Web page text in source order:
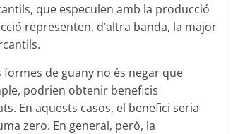
que especulen amb la producció
representen, d’altra banda, la major
de guany no és negar que
podrien obtenir beneficis
En aquests casos, el benefici seria
zero. En general, però, la